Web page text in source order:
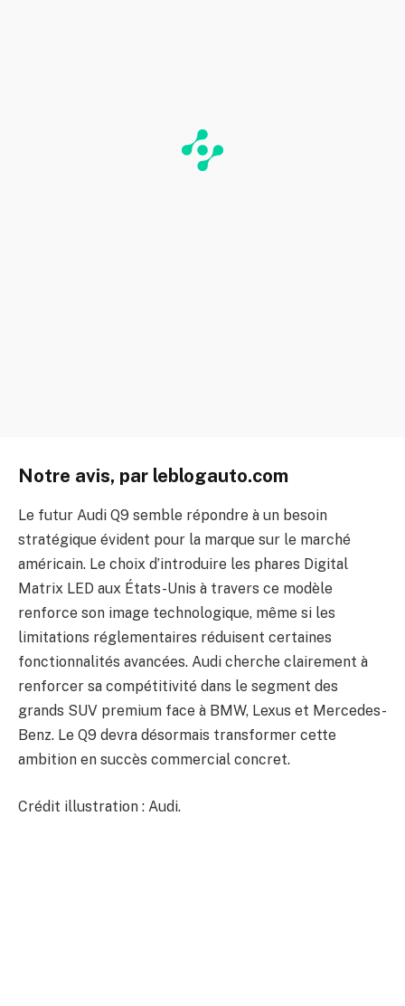
Notre avis, par leblogauto.com
Le futur Audi Q9 semble répondre à un besoin
stratégique évident pour la marque sur le marché
américain. Le choix d’introduire les phares Digital
Matrix LED aux États-Unis à travers ce modèle
renforce son image technologique, même si les
limitations réglementaires réduisent certaines
fonctionnalités avancées. Audi cherche clairement à
renforcer sa compétitivité dans le segment des
grands SUV premium face à BMW, Lexus et Mercedes-
Benz. Le Q9 devra désormais transformer cette
ambition en succès commercial concret.
Crédit illustration : Audi.